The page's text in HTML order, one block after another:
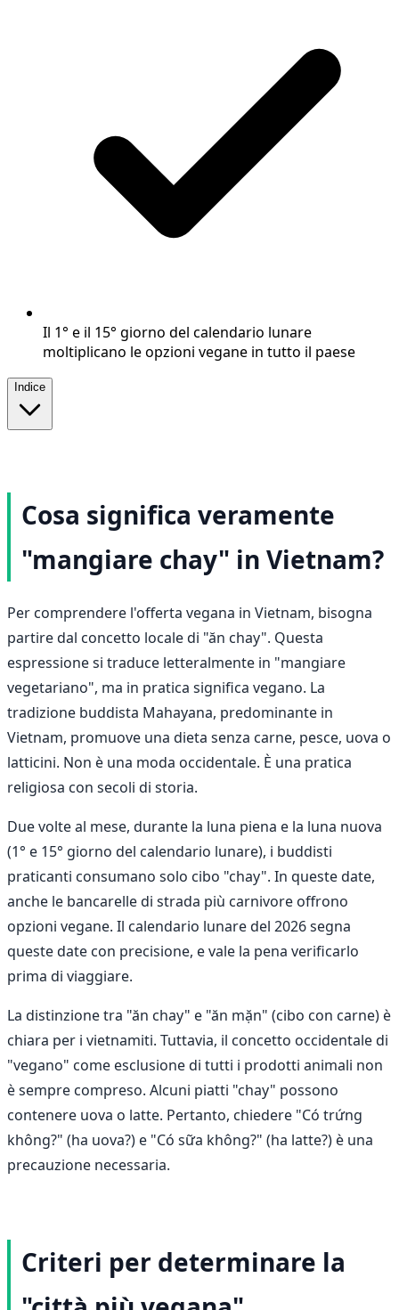
Il 1° e il 15° giorno del calendario lunare
moltiplicano le opzioni vegane in tutto il paese
Indice
Cosa significa veramente
"mangiare chay" in Vietnam?
Per comprendere l'offerta vegana in Vietnam, bisogna
partire dal concetto locale di "ăn chay". Questa
espressione si traduce letteralmente in "mangiare
vegetariano", ma in pratica significa vegano. La
tradizione buddista Mahayana, predominante in
Vietnam, promuove una dieta senza carne, pesce, uova o
latticini. Non è una moda occidentale. È una pratica
religiosa con secoli di storia.
Due volte al mese, durante la luna piena e la luna nuova
(1° e 15° giorno del calendario lunare), i buddisti
praticanti consumano solo cibo "chay". In queste date,
anche le bancarelle di strada più carnivore offrono
opzioni vegane. Il calendario lunare del 2026 segna
queste date con precisione, e vale la pena verificarlo
prima di viaggiare.
La distinzione tra "ăn chay" e "ăn mặn" (cibo con carne) è
chiara per i vietnamiti. Tuttavia, il concetto occidentale di
"vegano" come esclusione di tutti i prodotti animali non
è sempre compreso. Alcuni piatti "chay" possono
contenere uova o latte. Pertanto, chiedere "Có trứng
không?" (ha uova?) e "Có sữa không?" (ha latte?) è una
precauzione necessaria.
Criteri per determinare la